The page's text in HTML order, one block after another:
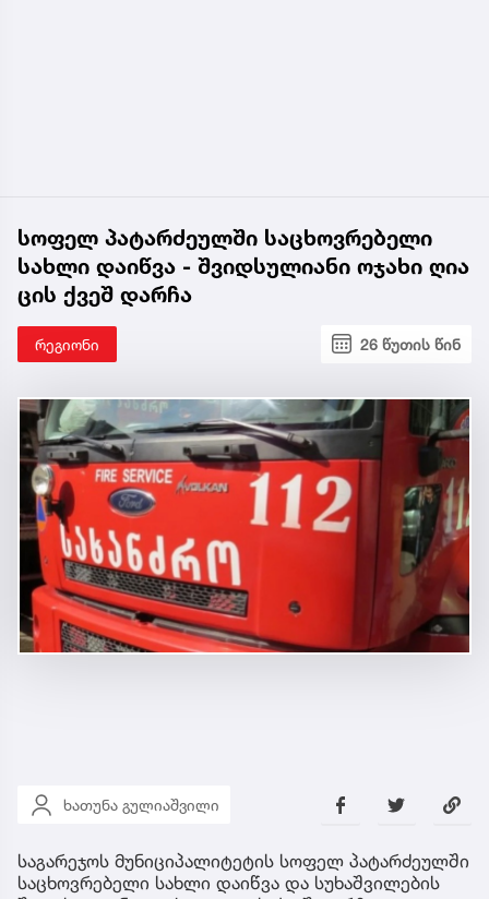
სოფელ პატარძეულში საცხოვრებელი
სახლი დაიწვა - შვიდსულიანი ოჯახი ღია
ცის ქვეშ დარჩა
რეგიონი 26 წუთის წინ
ხათუნა გულიაშვილი
საგარეჯოს მუნიციპალიტეტის სოფელ პატარძეულში
საცხოვრებელი სახლი დაიწვა და სუხაშვილების